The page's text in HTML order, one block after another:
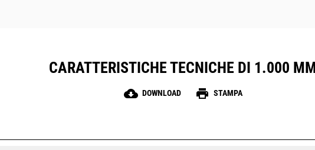
CARATTERISTICHE TECNICHE DI 1.000
cloud_download DOWNLOAD print STAMPA